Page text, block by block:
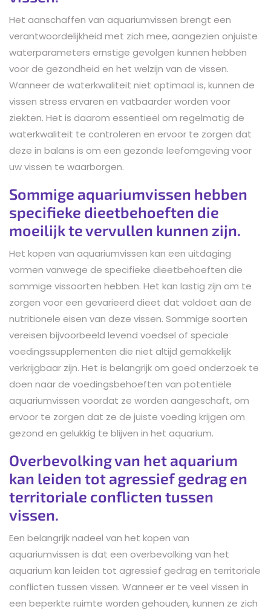
Het aanschaffen van aquariumvissen brengt een
verantwoordelijkheid met zich mee, aangezien onjuiste
waterparameters ernstige gevolgen kunnen hebben
voor de gezondheid en het welzijn van de vissen.
Wanneer de waterkwaliteit niet optimaal is, kunnen de
vissen stress ervaren en vatbaarder worden voor
ziekten. Het is daarom essentieel om regelmatig de
waterkwaliteit te controleren en ervoor te zorgen dat
deze in balans is om een gezonde leefomgeving voor
uw vissen te waarborgen.
Sommige aquariumvissen hebben
specifieke dieetbehoeften die
moeilijk te vervullen kunnen zijn.
Het kopen van aquariumvissen kan een uitdaging
vormen vanwege de specifieke dieetbehoeften die
sommige vissoorten hebben. Het kan lastig zijn om te
zorgen voor een gevarieerd dieet dat voldoet aan de
nutritionele eisen van deze vissen. Sommige soorten
vereisen bijvoorbeeld levend voedsel of speciale
voedingssupplementen die niet altijd gemakkelijk
verkrijgbaar zijn. Het is belangrijk om goed onderzoek te
doen naar de voedingsbehoeften van potentiële
aquariumvissen voordat ze worden aangeschaft, om
ervoor te zorgen dat ze de juiste voeding krijgen om
gezond en gelukkig te blijven in het aquarium.
Overbevolking van het aquarium
kan leiden tot agressief gedrag en
territoriale conflicten tussen
vissen.
Een belangrijk nadeel van het kopen van
aquariumvissen is dat een overbevolking van het
aquarium kan leiden tot agressief gedrag en territoriale
conflicten tussen vissen. Wanneer er te veel vissen in
een beperkte ruimte worden gehouden, kunnen ze zich